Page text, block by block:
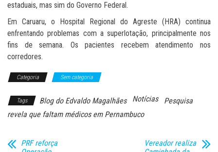
estaduais, mas sim do Governo Federal.
Em Caruaru, o Hospital Regional do Agreste (HRA) continua
enfrentando problemas com a superlotação, principalmente nos
fins de semana. Os pacientes recebem atendimento nos
corredores.
Categoria Sem categoria
Tags Blog do Edvaldo Magalhães Notícias
Pesquisa
revela que faltam médicos em Pernambuco
PRF reforça
Vereador realiza